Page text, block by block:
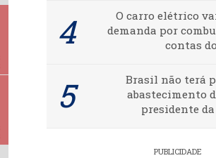
O carro elétrico
demanda por
contas
Brasil não terá
abastecimento
presidente
PUBLICIDADE